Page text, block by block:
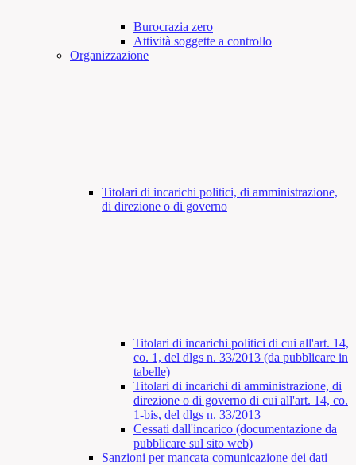
Burocrazia zero
Attività soggette a controllo
Organizzazione
Titolari di incarichi politici, di amministrazione,
di direzione o di governo
Titolari di incarichi politici di cui all'art. 14,
co. 1, del dlgs n. 33/2013 (da pubblicare in
tabelle)
Titolari di incarichi di amministrazione, di
direzione o di governo di cui all'art. 14, co.
1-bis, del dlgs n. 33/2013
Cessati dall'incarico (documentazione da
pubblicare sul sito web)
Sanzioni per mancata comunicazione dei dati